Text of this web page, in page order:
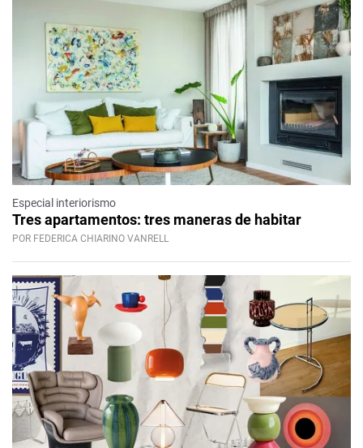
Especial interiorismo
Tres apartamentos: tres maneras de habitar
POR FEDERICA CHIARINO VANRELL